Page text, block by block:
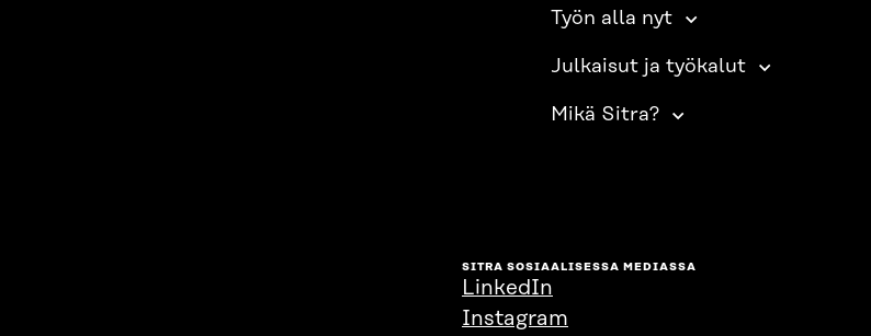
Työn alla nyt
Julkaisut ja työkalut
Mikä Sitra?
SITRA SOSIAALISESSA MEDIASSA
LinkedIn
Instagram